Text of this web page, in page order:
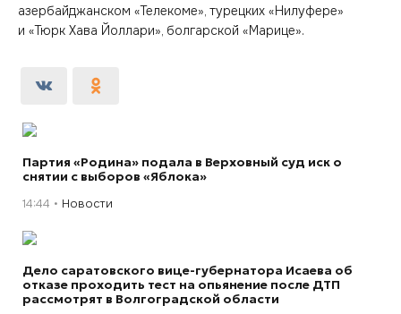
азербайджанском «Телекоме», турецких «Нилуфере»
и «Тюрк Хава Йоллари», болгарской «Марице».
Партия «Родина» подала в Верховный суд иск о
снятии с выборов «Яблока»
14:44 Новости
Дело саратовского вице-губернатора Исаева об
отказе проходить тест на опьянение после ДТП
рассмотрят в Волгоградской области